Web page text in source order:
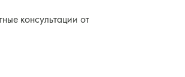
консультации от